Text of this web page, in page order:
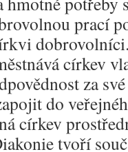
prací
církev
za
do
církev
tvoří